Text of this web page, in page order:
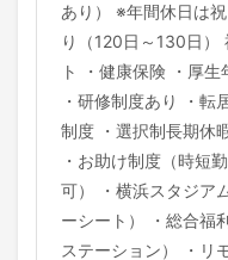
あり） ※年間休日は
り（120日～130日）
ト ・健康保険 ・厚
・研修制度あり ・転
制度 ・選択制長期休
・お助け制度（時短
可） ・横浜スタジア
ーシート） ・総合福
ステーション） ・リ